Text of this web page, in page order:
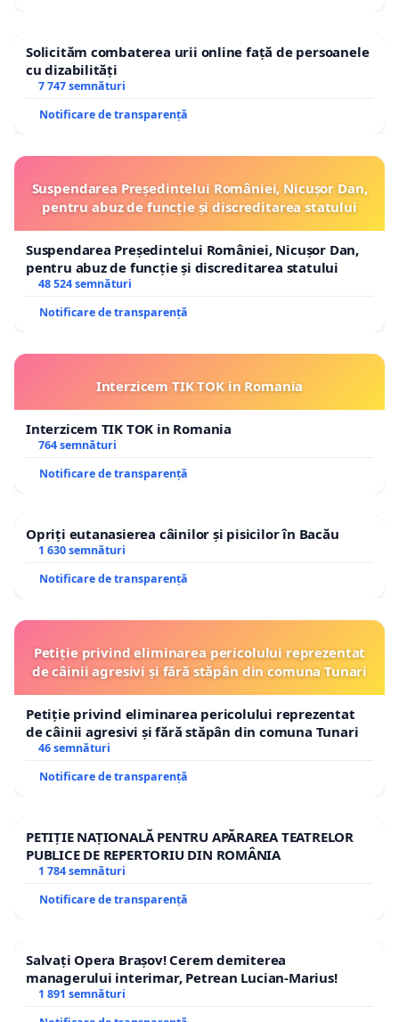
Solicităm combaterea urii online față de persoanele
cu dizabilități
7 747 semnături
Notificare de transparență
Suspendarea Președintelui României, Nicușor Dan,
pentru abuz de funcție și discreditarea statului
Suspendarea Președintelui României, Nicușor Dan,
pentru abuz de funcție și discreditarea statului
48 524 semnături
Notificare de transparență
Interzicem TIK TOK in Romania
Interzicem TIK TOK in Romania
764 semnături
Notificare de transparență
Opriți eutanasierea câinilor și pisicilor în Bacău
1 630 semnături
Notificare de transparență
Petiție privind eliminarea pericolului reprezentat
de câinii agresivi și fără stăpân din comuna Tunari
Petiție privind eliminarea pericolului reprezentat
de câinii agresivi și fără stăpân din comuna Tunari
46 semnături
Notificare de transparență
PETIȚIE NAȚIONALĂ PENTRU APĂRAREA TEATRELOR
PUBLICE DE REPERTORIU DIN ROMÂNIA
1 784 semnături
Notificare de transparență
Salvați Opera Brașov! Cerem demiterea
managerului interimar, Petrean Lucian-Marius!
1 891 semnături